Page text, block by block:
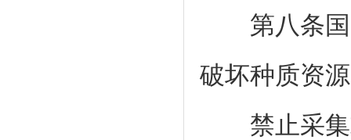
第八条国
破坏种质资
禁止采集